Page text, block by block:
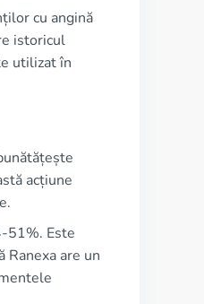
cu angină
istoricul
utilizat în
acțiune
51%. Este
are un